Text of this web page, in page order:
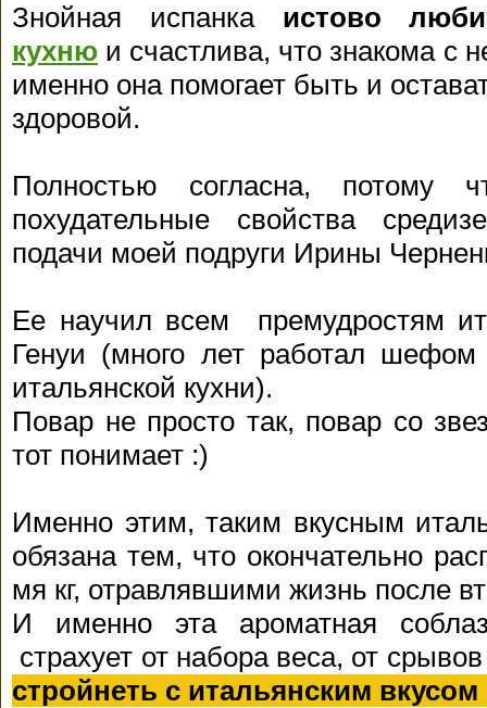
Знойная испанка истово
кухню и счастлива, что знакома с
именно она помогает быть и
здоровой.
Полностью согласна, потому
похудательные свойства
подачи моей подруги Ирины
Ее научил всем премудростям
Генуи (много лет работал шефом
итальянской кухни).
Повар не просто так, повар со
тот понимает :)
Именно этим, таким вкусным
обязана тем, что окончательно
мя кг, отравлявшими жизнь после
И именно эта ароматная
страхует от набора веса, от
стройнеть с итальянским